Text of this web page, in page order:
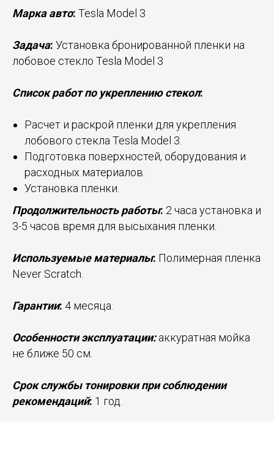
Марка авто: Tesla Model 3
Задача: Установка бронированной пленки на
лобовое стекло Tesla Model 3
Список работ по укреплению стекол:
Расчет и раскрой пленки для укрепления
лобового стекла Tesla Model 3.
Подготовка поверхностей, оборудования и
расходных материалов.
Установка пленки.
Продолжительность работы: 2 часа установка и
3-5 часов время для высыхания пленки.
Используемые материалы: Полимерная пленка
Never Scratch.
Гарантии: 4 месяца.
Особенности эксплуатации: аккуратная мойка
не ближе 50 см.
Срок службы тонировки при соблюдении
рекомендаций: 1 год.